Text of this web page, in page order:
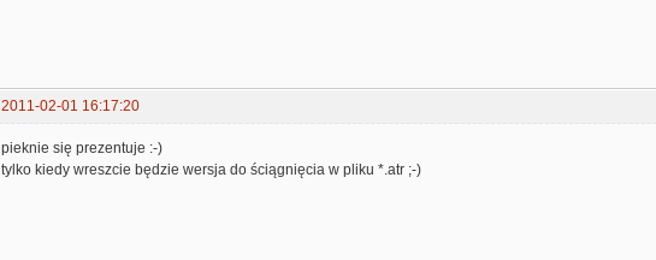
2011-02-01 16:17:20
pieknie się prezentuje :-)
tylko kiedy wreszcie będzie wersja do ściągnięcia w pliku *.atr ;-)